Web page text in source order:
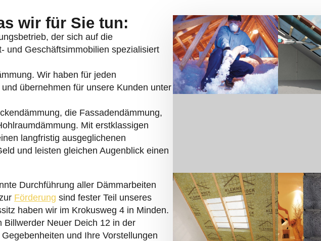
wir für Sie tun:
der sich auf die
und Geschäftsimmobilien spezialisiert
Wir haben für jeden
übernehmen für unsere Kunden unter
die Fassadendämmung,
Mit erstklassigen
langfristig ausgeglichenen
und leisten gleichen Augenblick einen
Durchführung aller Dämmarbeiten
Förderung sind fester Teil unseres
haben wir im Krokusweg 4 in Minden.
Billwerder Neuer Deich 12 in der
und Ihre Vorstellungen